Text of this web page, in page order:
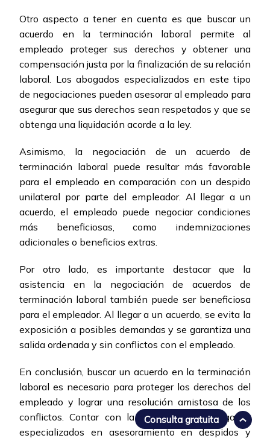
Otro aspecto a tener en cuenta es que buscar un
acuerdo en la terminación laboral permite al
empleado proteger sus derechos y obtener una
compensación justa por la finalización de su relación
laboral. Los abogados especializados en este tipo
de negociaciones pueden asesorar al empleado para
asegurar que sus derechos sean respetados y que se
obtenga una liquidación acorde a la ley.
Asimismo, la negociación de un acuerdo de
terminación laboral puede resultar más favorable
para el empleado en comparación con un despido
unilateral por parte del empleador. Al llegar a un
acuerdo, el empleado puede negociar condiciones
más beneficiosas, como indemnizaciones
adicionales o beneficios extras.
Por otro lado, es importante destacar que la
asistencia en la negociación de acuerdos de
terminación laboral también puede ser beneficiosa
para el empleador. Al llegar a un acuerdo, se evita la
exposición a posibles demandas y se garantiza una
salida ordenada y sin conflictos con el empleado.
En conclusión, buscar un acuerdo en la terminación
laboral es necesario para proteger los derechos del
empleado y lograr una resolución amistosa de los
conflictos. Contar con la asistencia de abogados
especializados en asesoramiento en despidos y
Consulta gratuita